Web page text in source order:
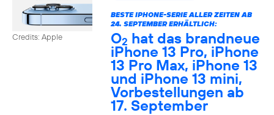
Credits: Apple
BESTE IPHONE-SERIE ALLER ZEITEN AB
24. SEPTEMBER ERHÄLTLICH:
O2 hat das brandneue
iPhone 13 Pro, iPhone
13 Pro Max, iPhone 13
und iPhone 13 mini,
Vorbestellungen ab
17. September